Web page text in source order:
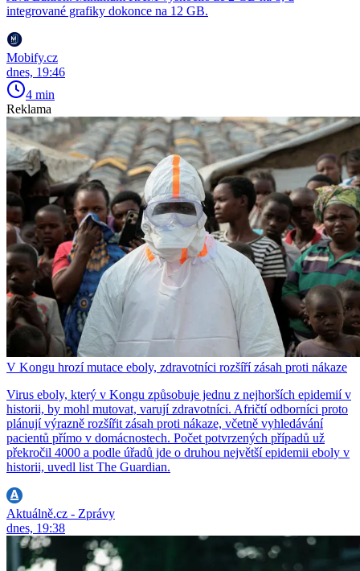
integrované grafiky dokonce na 12 GB.
Mobify.cz
dnes, 19:46
4 min
Reklama
V Kongu hrozí mutace eboly, zdravotníci rozšíří zásah proti nákaze
Virus eboly, který v Kongu způsobuje jednu z nejhorších epidemií v
historii, by mohl mutovat, varují zdravotníci. Afričtí odborníci proto
plánují výrazně rozšířit zásah proti nákaze, včetně vyhledávání
pacientů přímo v domácnostech. Počet potvrzených případů už
překročil 4000 a podle úřadů jde o druhou největší epidemii eboly v
historii, uvedl list The Guardian.
Aktuálně.cz - Zprávy
dnes, 19:38